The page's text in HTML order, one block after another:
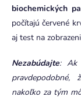
biochemických
počítajú červené
aj test na
Nezabúdajte: Ak
nakoľko za tým